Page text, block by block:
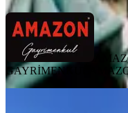
GAYRİMENKUL
Yeni